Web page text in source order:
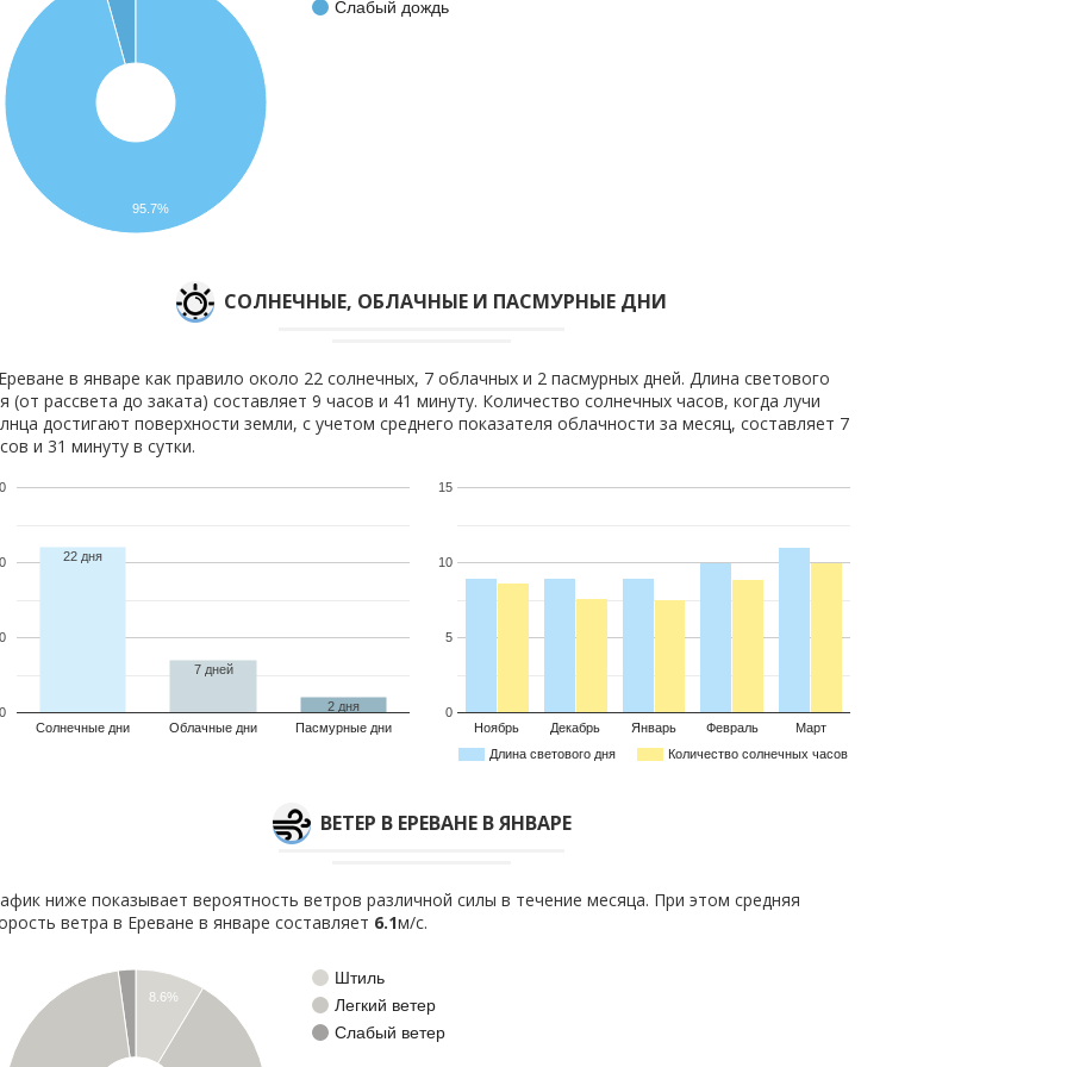
Слабый дождь
95.7%
CОЛНЕЧНЫЕ, ОБЛАЧНЫЕ И ПАСМУРНЫЕ ДНИ
в январе как правило около 22 солнечных, 7 облачных и 2 пасмурных дней. Длина светового
(от рассвета до заката) составляет 9 часов и 41 минуту. Количество солнечных часов, когда лучи
достигают поверхности земли, с учетом среднего показателя облачности за месяц, составляет 7
и 31 минуту в сутки.
Солнечные дни Облачные дни Пасмурные дни
0
22 дня
7 дней
2 дня
Длина светового дня Количество солнечных часов
Ноябрь Декабрь Январь Февраль Март
0
5
10
15
ВЕТЕР В ЕРЕВАНЕ В ЯНВАРЕ
ниже показывает вероятность ветров различной силы в течение месяца. При этом средняя
ветра в Ереване в январе составляет 6.1м/с.
Штиль
Легкий ветер
Слабый ветер
8.6%